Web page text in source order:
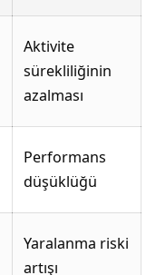
Aktivite
sürekliliğinin
azalması
Performans
düşüklüğü
Yaralanma riski
artışı